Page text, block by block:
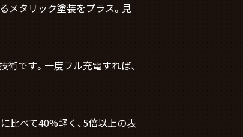
メタリック塗装をプラス。見
術です。一度フル充電すれば、
比べて40%軽く、5倍以上の表